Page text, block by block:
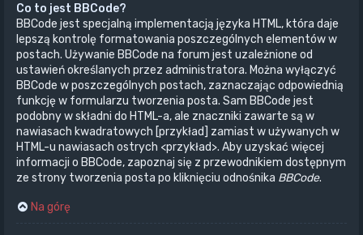
Co to jest BBCode?
BBCode jest specjalną implementacją języka HTML, która daje
lepszą kontrolę formatowania poszczególnych elementów w
postach. Używanie BBCode na forum jest uzależnione od
ustawień określanych przez administratora. Można wyłączyć
BBCode w poszczególnych postach, zaznaczając odpowiednią
funkcję w formularzu tworzenia posta. Sam BBCode jest
podobny w składni do HTML-a, ale znaczniki zawarte są w
nawiasach kwadratowych [przykład] zamiast w używanych w
HTML-u nawiasach ostrych <przykład>. Aby uzyskać więcej
informacji o BBCode, zapoznaj się z przewodnikiem dostępnym
ze strony tworzenia posta po kliknięciu odnośnika BBCode.
Na górę